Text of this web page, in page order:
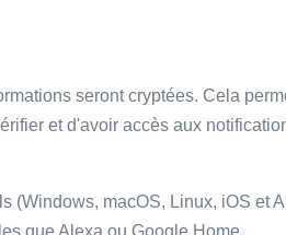
seront cryptées. Cela
et d'avoir accès aux
(Windows, macOS, Linux, iOS et
que Alexa ou Google Home.